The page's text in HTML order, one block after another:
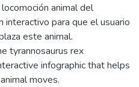
animal del
interactivo para que el usuario
este animal.
tyrannosaurus rex
infographic that helps
moves.